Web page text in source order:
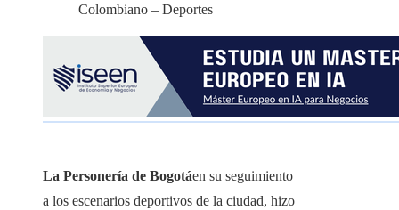
La Personería de Bogotáen su seguimiento
a los escenarios deportivos de la ciudad, hizo